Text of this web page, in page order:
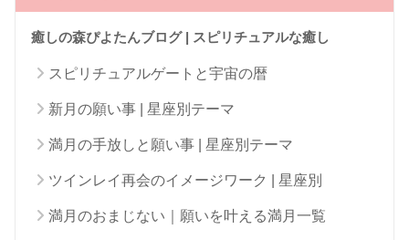
癒しの森ぴよたんブログ | スピリチュアルな癒し
スピリチュアルゲートと宇宙の暦
新月の願い事 | 星座別テーマ
満月の手放しと願い事 | 星座別テーマ
ツインレイ再会のイメージワーク | 星座別
満月のおまじない｜願いを叶える満月一覧